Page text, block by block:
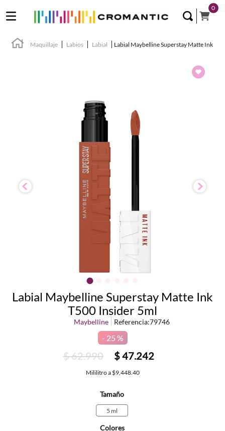
0
Maquillaje Labios Labial Labial Maybelline Superstay Matte Ink
Labial Maybelline Superstay Matte Ink
T500 Insider 5ml
Maybelline Referencia:79746
25 %
$62.990 $47.242
Mililitroa $9,448.40
Tamaño
5 ml
Colores